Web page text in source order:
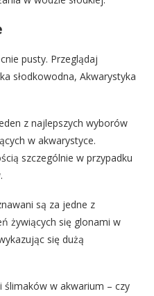
pusty. Przeglądaj
słodkowodna, Akwarystyka
z najlepszych wyborów
w akwarystyce.
szczególnie w przypadku
są za jedne z
żywiących się glonami w
się dużą
w akwarium – czy